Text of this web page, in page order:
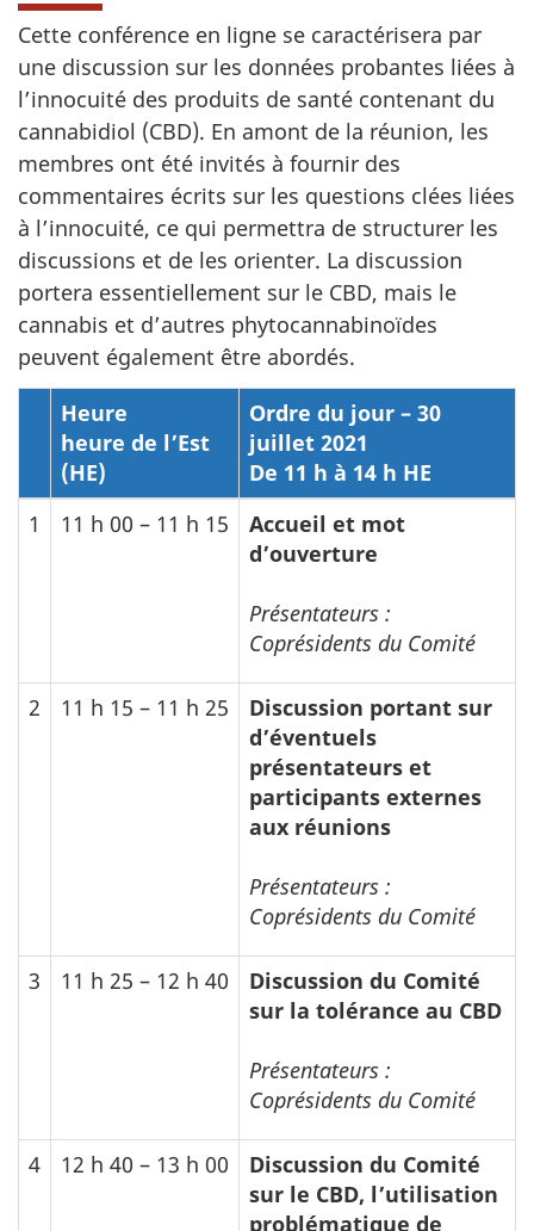
Cette conférence en ligne se caractérisera par
une discussion sur les données probantes liées à
l’innocuité des produits de santé contenant du
cannabidiol (CBD). En amont de la réunion, les
membres ont été invités à fournir des
commentaires écrits sur les questions clées liées
à l’innocuité, ce qui permettra de structurer les
discussions et de les orienter. La discussion
portera essentiellement sur le CBD, mais le
cannabis et d’autres phytocannabinoïdes
peuvent également être abordés.
Heure
heure de l’Est
(HE)
Ordre du jour – 30
juillet 2021
De 11 h à 14 h HE
1
11 h 00 – 11 h 15
Accueil et mot
d’ouverture
Présentateurs :
Coprésidents du Comité
2 11 h 15 – 11 h 25
Discussion portant sur
d’éventuels
présentateurs et
participants externes
aux réunions
Présentateurs :
Coprésidents du Comité
3 11 h 25 – 12 h 40
Discussion du Comité
sur la tolérance au CBD
Présentateurs :
Coprésidents du Comité
4 12 h 40 – 13 h 00
Discussion du Comité
sur le CBD, l’utilisation
problématique de